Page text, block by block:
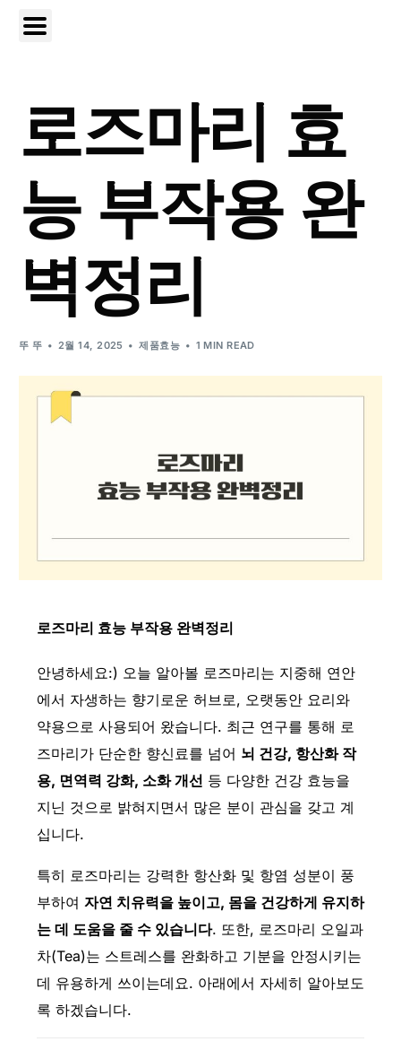
로즈마리 효
능 부작용 완
벽정리
뚜 뚜 2월 14, 2025 제품효능 1 MIN READ
로즈마리 효능 부작용 완벽정리
안녕하세요:) 오늘 알아볼 로즈마리는 지중해 연안
에서 자생하는 향기로운 허브로, 오랫동안 요리와
약용으로 사용되어 왔습니다. 최근 연구를 통해 로
즈마리가 단순한 향신료를 넘어 뇌 건강, 항산화 작
용, 면역력 강화, 소화 개선 등 다양한 건강 효능을
지닌 것으로 밝혀지면서 많은 분이 관심을 갖고 계
십니다.
특히 로즈마리는 강력한 항산화 및 항염 성분이 풍
부하여 자연 치유력을 높이고, 몸을 건강하게 유지하
는 데 도움을 줄 수 있습니다. 또한, 로즈마리 오일과
차(Tea)는 스트레스를 완화하고 기분을 안정시키는
데 유용하게 쓰이는데요. 아래에서 자세히 알아보도
록 하겠습니다.